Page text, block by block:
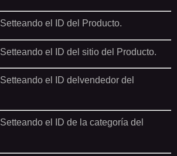
Setteando el ID del Producto.
Setteando el ID del sitio del Producto.
Setteando el ID delvendedor del
Setteando el ID de la categoría del